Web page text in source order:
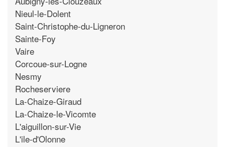
Nieul-le-Dolent
Saint-Christophe-du-Ligneron
Sainte-Foy
Vaire
Corcoue-sur-Logne
Nesmy
Rocheserviere
La-Chaize-Giraud
La-Chaize-le-Vicomte
L'aiguillon-sur-Vie
L'ile-d'Olonne